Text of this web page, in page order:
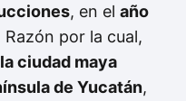
, en el año
Razón por la cual,
ciudad maya
de Yucatán,